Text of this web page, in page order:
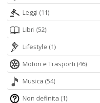
Leggi (11)
Libri (52)
Lifestyle (1)
Motori e Trasporti (46)
Musica (54)
Non definita (1)